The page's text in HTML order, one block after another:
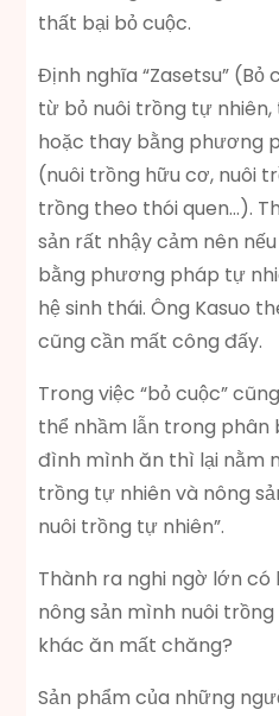
thất bại bỏ cuộc.
Định nghĩa “Zasetsu”
từ bỏ nuôi trồng tự nhiên,
hoặc thay bằng phương
(nuôi trồng hữu cơ, nuôi
trồng theo thói quen…).
sản rất nhậy cảm nên
bằng phương pháp tự
hệ sinh thái. Ông Kasuo
cũng cần mất công đấy.
Trong việc “bỏ cuộc”
thể nhầm lẫn trong phân
đình mình ăn thì lại nằm
trồng tự nhiên và nông
nuôi trồng tự nhiên”.
Thành ra nghi ngờ lớn có
nông sản mình nuôi
khác ăn mất chăng?
Sản phẩm của những